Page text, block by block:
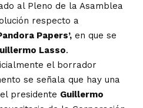
al Pleno de la Asamblea
respecto a
Papers’, en que se
Lasso.
el borrador
se señala que hay una
presidente Guillermo